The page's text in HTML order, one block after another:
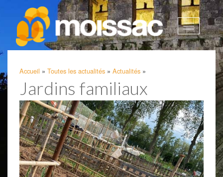
Afficher
la
Accueil » Toutes les actualités » Actualités »
Jardins familiaux